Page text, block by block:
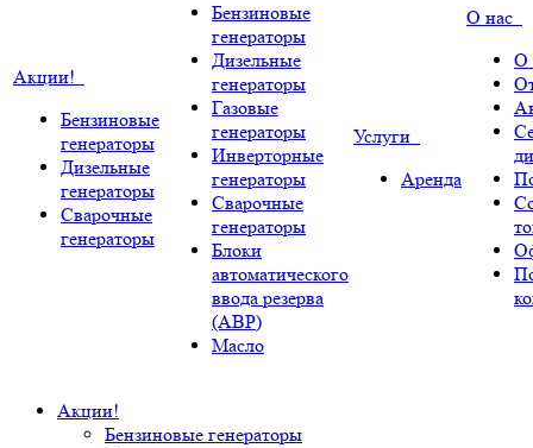
Акции!
Бензиновые
генераторы
Дизельные
генераторы
Сварочные
генераторы
Бензиновые
генераторы
Дизельные
генераторы
Газовые
генераторы
Инверторные
генераторы
Сварочные
генераторы
Блоки
автоматического
ввода резерва
(АВР)
Масло
Услуги
Аренда
О нас
О
Акции!
Бензиновые генераторы